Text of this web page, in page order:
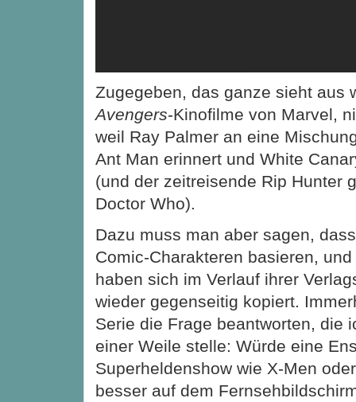
Zugegeben, das ganze sieht aus
Avengers-Kinofilme von Marvel,
weil Ray Palmer an eine
Ant Man erinnert und White
(und der zeitreisende Rip Hunter
Doctor Who).
Dazu muss man aber sagen,
Comic-Charakteren basieren,
haben sich im Verlauf ihrer
wieder gegenseitig kopiert.
Serie die Frage beantworten, die
einer Weile stelle: Würde eine
Superheldenshow wie X-Men
besser auf dem